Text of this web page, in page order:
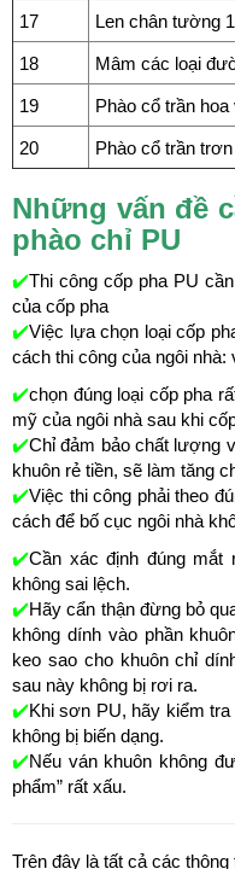
17 Len chân tường
18 Mâm các loại
19 Phào cổ trần
20 Phào cổ trần
Những vấn đề
phào chỉ PU
✔️Thi công cốp pha PU
của cốp pha
✔️Việc lựa chọn loại cốp
cách thi công của ngôi nhà:
✔️chọn đúng loại cốp pha
mỹ của ngôi nhà sau khi
✔️Chỉ đảm bảo chất lượng
khuôn rẻ tiền, sẽ làm tăng
✔️Việc thi công phải theo
cách để bố cục ngôi nhà
✔️Cần xác định đúng mắt
không sai lệch.
✔️Hãy cẩn thận đừng bỏ
không dính vào phần
keo sao cho khuôn chỉ
sau này không bị rơi ra.
✔️Khi sơn PU, hãy kiểm
không bị biến dạng.
✔️Nếu ván khuôn không
phẩm” rất xấu.
Trên đây là tất cả các